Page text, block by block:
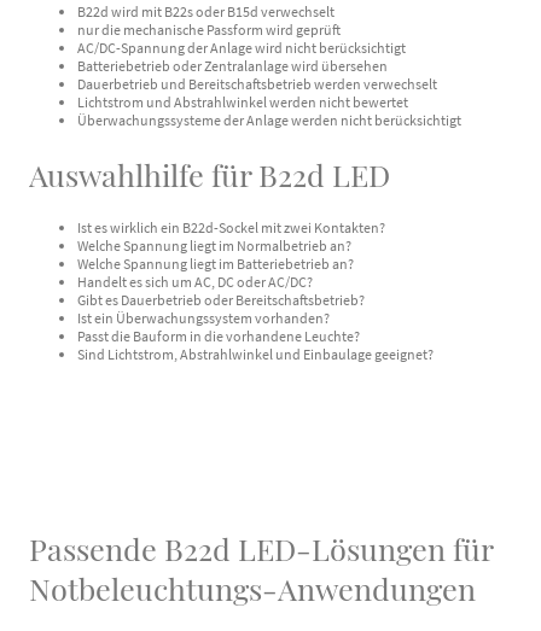
B22d wird mit B22s oder B15d verwechselt
nur die mechanische Passform wird geprüft
AC/DC-Spannung der Anlage wird nicht berücksichtigt
Batteriebetrieb oder Zentralanlage wird übersehen
Dauerbetrieb und Bereitschaftsbetrieb werden verwechselt
Lichtstrom und Abstrahlwinkel werden nicht bewertet
Überwachungssysteme der Anlage werden nicht berücksichtigt
Auswahlhilfe für B22d LED
Ist es wirklich ein B22d-Sockel mit zwei Kontakten?
Welche Spannung liegt im Normalbetrieb an?
Welche Spannung liegt im Batteriebetrieb an?
Handelt es sich um AC, DC oder AC/DC?
Gibt es Dauerbetrieb oder Bereitschaftsbetrieb?
Ist ein Überwachungssystem vorhanden?
Passt die Bauform in die vorhandene Leuchte?
Sind Lichtstrom, Abstrahlwinkel und Einbaulage geeignet?
Passende B22d LED-Lösungen für
Notbeleuchtungs-Anwendungen